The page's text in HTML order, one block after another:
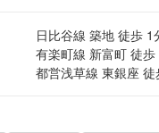
日比谷線 築地 徒歩 1
有楽町線 新富町 徒歩
都営浅草線 東銀座